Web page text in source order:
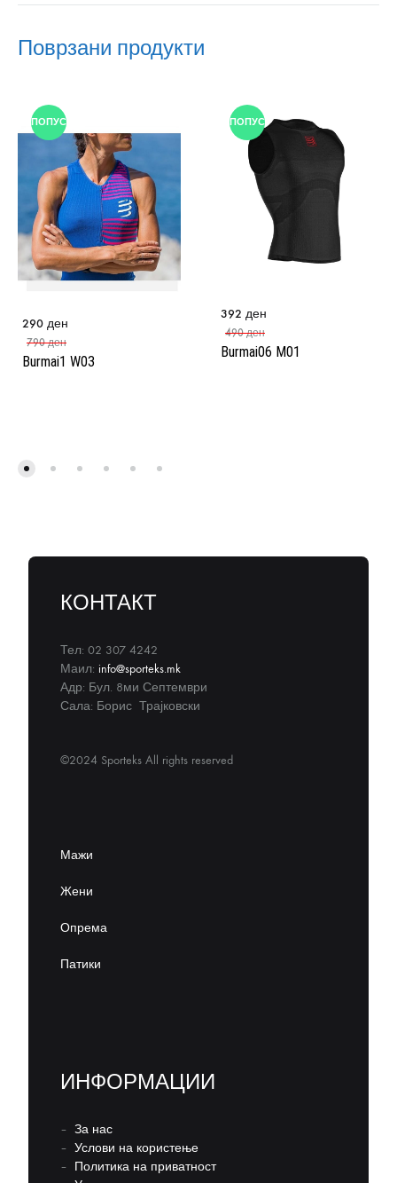
Поврзани продукти
ПОПУСТ
Burmai1 W03
290 ден
790ден
ПОПУСТ
Burmai06 M01
392 ден
490ден
КОНТАКТ
Тел: 02 307 4242
Маил: info@sporteks.mk
Адр: Бул. 8ми Септември
Сала: Борис Трајковски
©2024 Sporteks All rights reserved
Мажи
Жени
Опрема
Патики
ИНФОРМАЦИИ
– За нас
– Услови на користење
– Политика на приватност